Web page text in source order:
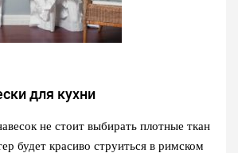
для кухни
не стоит выбирать плотные ткан
будет красиво струиться в римском